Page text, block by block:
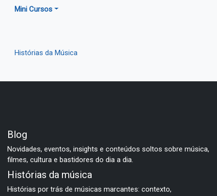
Mini Cursos
Histórias da Música
Blog
Novidades, eventos, insights e conteúdos soltos sobre música,
filmes, cultura e bastidores do dia a dia.
Histórias da música
Histórias por trás de músicas marcantes: contexto,